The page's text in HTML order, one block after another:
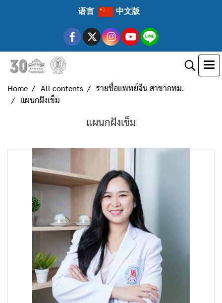
语言 中文版
Home All contents
รายชื่อแพทย์จีน สาขากทม.
แผนกฝังเข็ม
แผนกฝังเข็ม